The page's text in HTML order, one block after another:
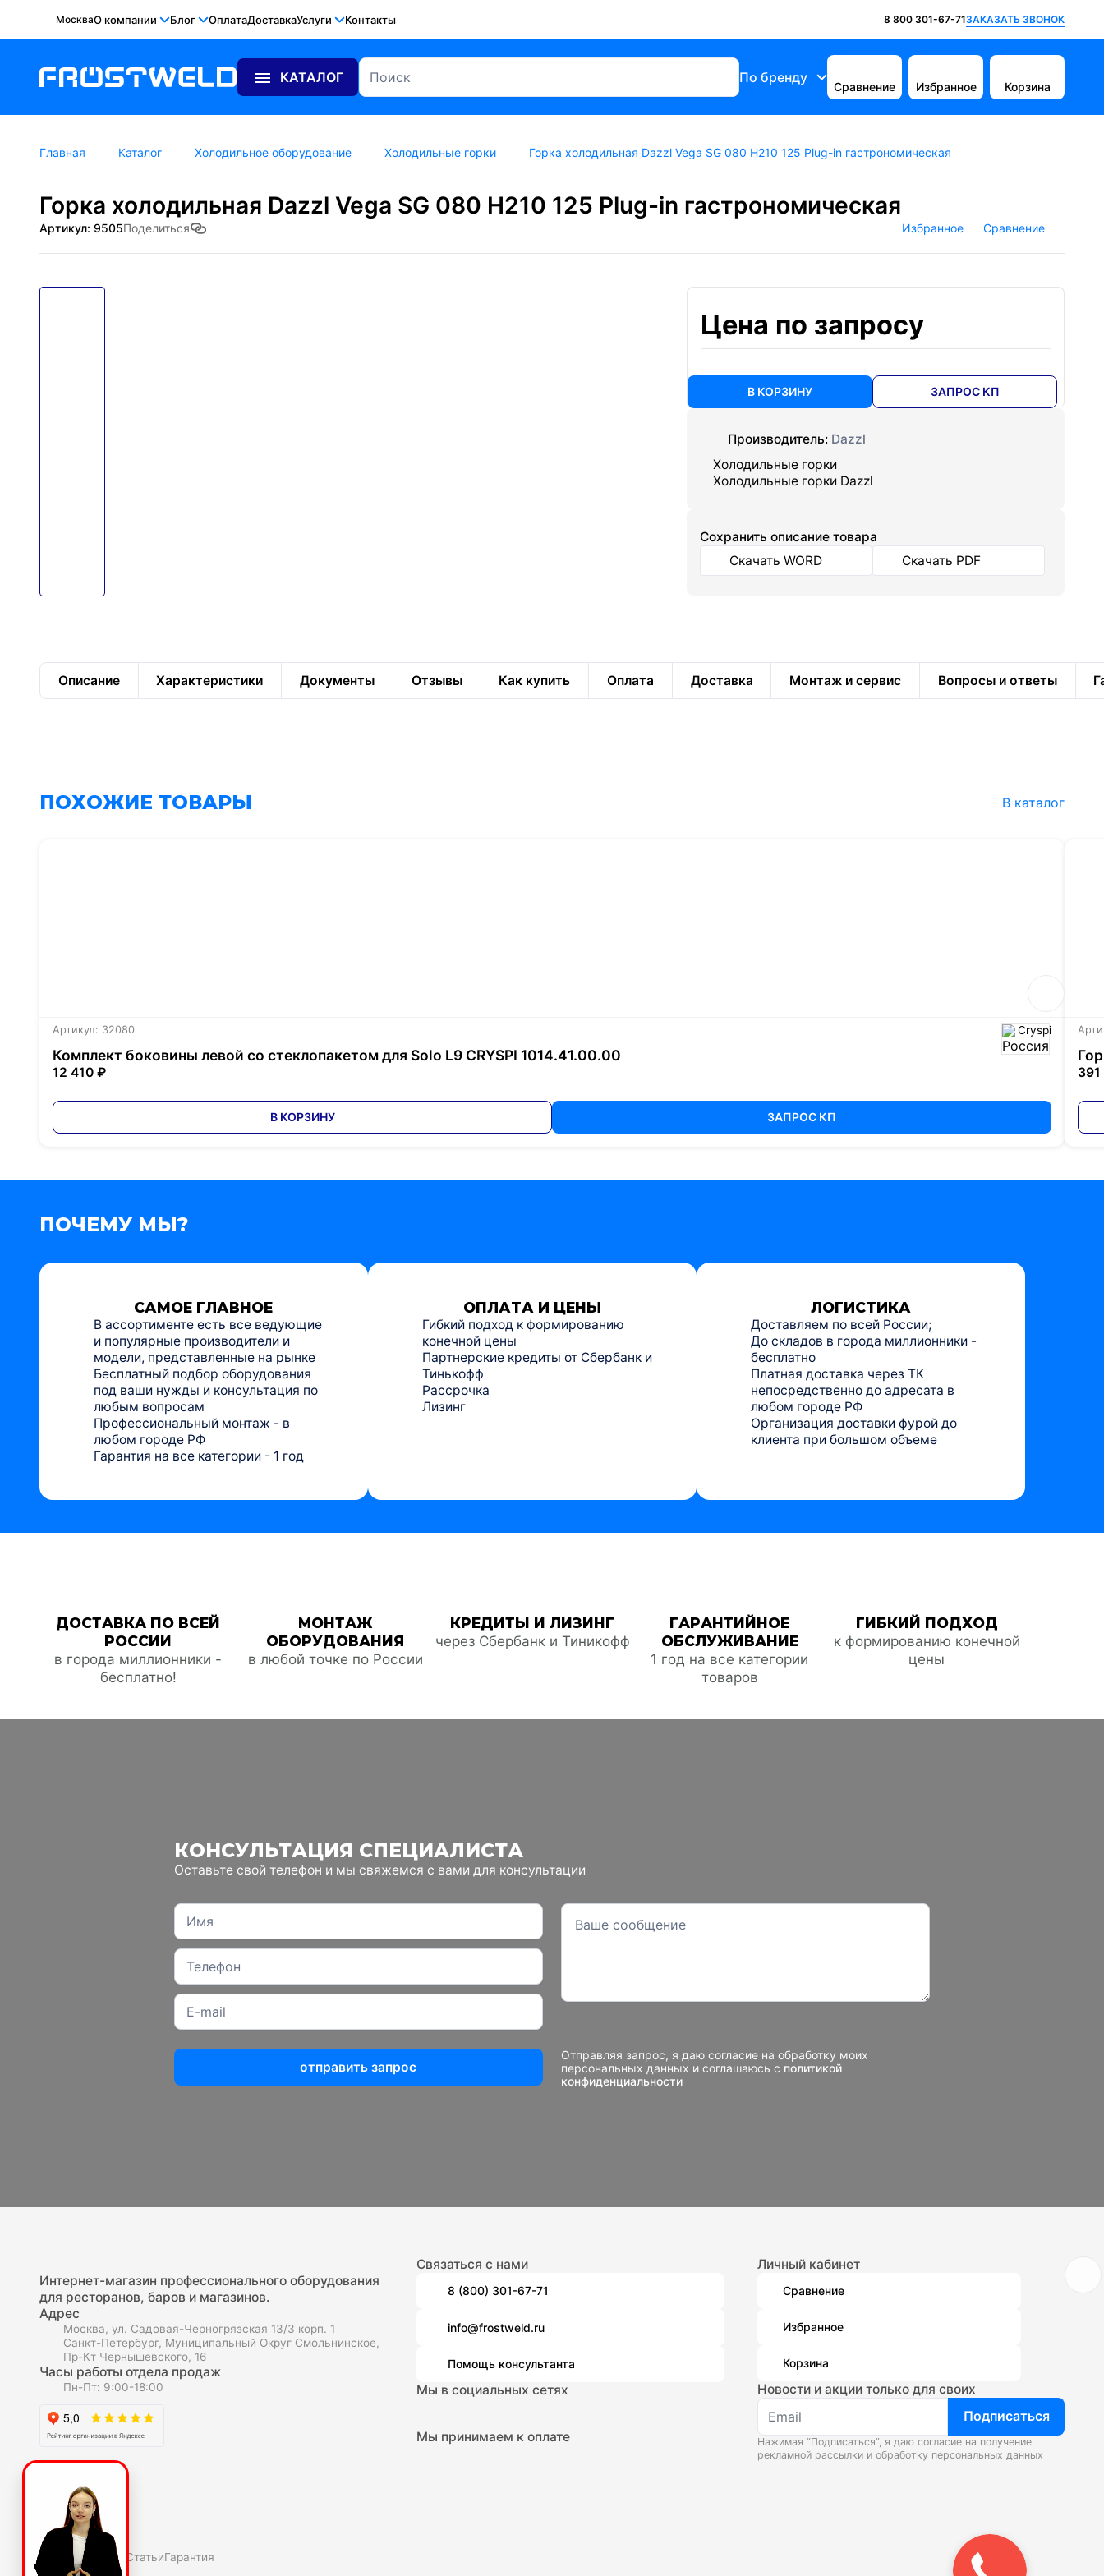
МоскваО компании Блог ОплатаДоставкаУслуги Контакты 8 800 301-67-71ЗАКАЗАТЬ ЗВОНОК
КАТАЛОГ По бренду
Сравнение Избранное Корзина
Главная Каталог Холодильное оборудование Холодильные горки Горка холодильная Dazzl Vega SG 080 H210 125 Plug-in гастрономическая
Горка холодильная Dazzl Vega SG 080 H210 125 Plug-in гастрономическая
Артикул: 9505Поделиться Избранное Сравнение
Цена по запросу
В КОРЗИНУ ЗАПРОС КП
Производитель: Dazzl
Холодильные горки
Холодильные горки Dazzl
Cохранить описание товара
Скачать WORD
Скачать PDF
Описание Характеристики Документы Отзывы Как купить Оплата Доставка Монтаж и сервис Вопросы и ответы
ПОХОЖИЕ ТОВАРЫ В каталог
Артикул: 32080 Cryspi
Комплект боковины левой со стеклопакетом для Solo L9 CRYSPI 1014.41.00.00
12 410 ₽
В КОРЗИНУ ЗАПРОС КП
ПОЧЕМУ МЫ?
САМОЕ ГЛАВНОЕ
В ассортименте есть все ведующие
и популярные производители и
модели, представленные на рынке
Бесплатный подбор оборудования
под ваши нужды и консультация по
любым вопросам
Профессиональный монтаж - в
любом городе РФ
Гарантия на все категории - 1 год
ОПЛАТА И ЦЕНЫ
Гибкий подход к формированию
конечной цены
Партнерские кредиты от Сбербанк и
Тинькофф
Рассрочка
Лизинг
ЛОГИСТИКА
Доставляем по всей России;
До складов в города миллионники -
бесплатно
Платная доставка через ТК
непосредственно до адресата в
любом городе РФ
Организация доставки фурой до
клиента при большом объеме
ДОСТАВКА ПО ВСЕЙ
РОССИИ
в города миллионники -
бесплатно!
МОНТАЖ
ОБОРУДОВАНИЯ
в любой точке по России
КРЕДИТЫ И ЛИЗИНГ
через Сбербанк и Тиникофф
ГАРАНТИЙНОЕ
ОБСЛУЖИВАНИЕ
1 год на все категории
товаров
ГИБКИЙ ПОДХОД
к формированию конечной
цены
КОНСУЛЬТАЦИЯ СПЕЦИАЛИСТА
Оставьте свой телефон и мы свяжемся с вами для консультации
отправить запрос
Отправляя запрос, я даю согласие на обработку моих
персональных данных и соглашаюсь с политикой
конфиденциальности
Интернет-магазин профессионального оборудования
для ресторанов, баров и магазинов.
Адрес
Москва, ул. Садовая-Черногрязская 13/3 корп. 1
Санкт-Петербург, Муниципальный Округ Смольнинское,
Пр-Кт Чернышевского, 16
Часы работы отдела продаж
Пн-Пт: 9:00-18:00
О компаниии
О нас
Полезное
Скидки и акции СтатьиГарантия
Связаться с нами
8 (800) 301-67-71
info@frostweld.ru
Помощь консультанта
Мы в социальных сетях
Мы принимаем к оплате
Личный кабинет
Сравнение
Избранное
Корзина
Новости и акции только для своих
Подписаться
Нажимая “Подписаться”, я даю согласие на получение
рекламной рассылки и обработку персональных данных
Закажите